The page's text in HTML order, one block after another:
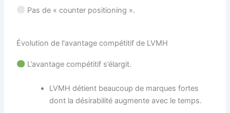
Pas de « counter positioning ».
Évolution de l'avantage compétitif de LVMH
L’avantage compétitif s’élargit.
LVMH détient beaucoup de marques fortes
dont la désirabilité augmente avec le temps.